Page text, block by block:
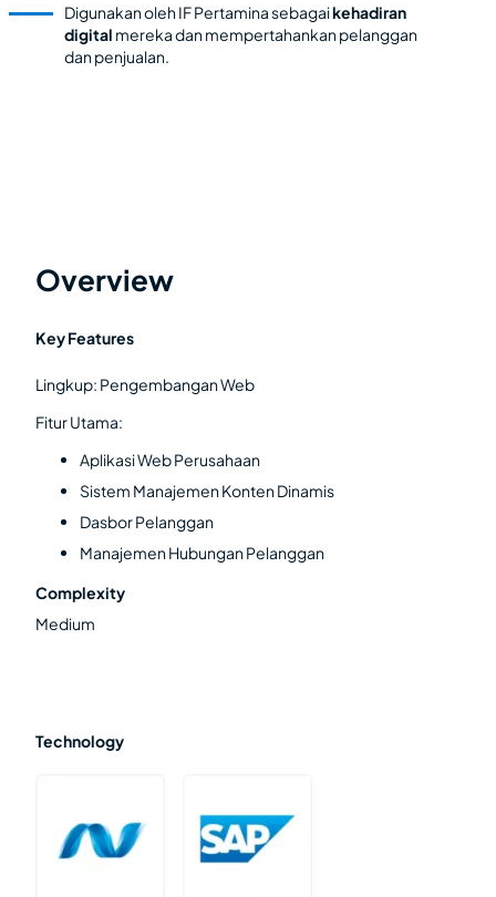
Digunakan oleh IF Pertamina sebagaikehadiran
digital mereka dan mempertahankan pelanggan
dan penjualan.
Overview
Key Features
Lingkup: Pengembangan Web
Fitur Utama:
Aplikasi Web Perusahaan
Sistem Manajemen Konten Dinamis
Dasbor Pelanggan
Manajemen Hubungan Pelanggan
Complexity
Medium
Technology